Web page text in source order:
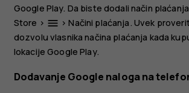
Google Play. Da biste dodali način
Store > menu >Načini plaćanja . Uvek
dozvolu vlasnika načina plaćanja kada
lokacije Google Play.
Dodavanje Google naloga na